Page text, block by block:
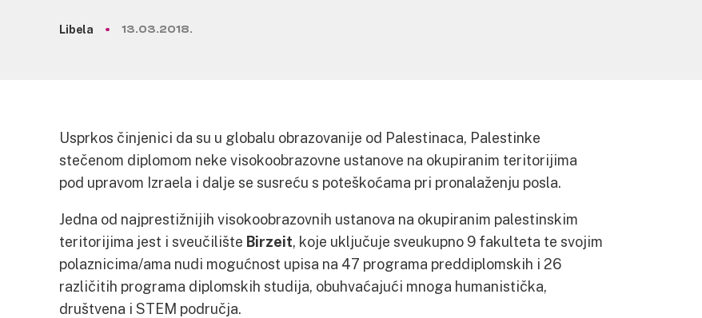
Libela 13.03.2018.
Usprkos činjenici da su u globalu obrazovanije od Palestinaca, Palestinke
stečenom diplomom neke visokoobrazovne ustanove na okupiranim teritorijima
pod upravom Izraela i dalje se susreću s poteškoćama pri pronalaženju posla.
Jedna od najprestižnijih visokoobrazovnih ustanova na okupiranim palestinskim
teritorijima jest i sveučilište Birzeit, koje uključuje sveukupno 9 fakulteta te svojim
polaznicima/ama nudi mogućnost upisa na 47 programa preddiplomskih i 26
različitih programa diplomskih studija, obuhvaćajući mnoga humanistička,
društvena i STEM područja.